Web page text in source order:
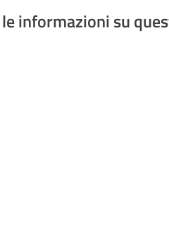
informazioni su